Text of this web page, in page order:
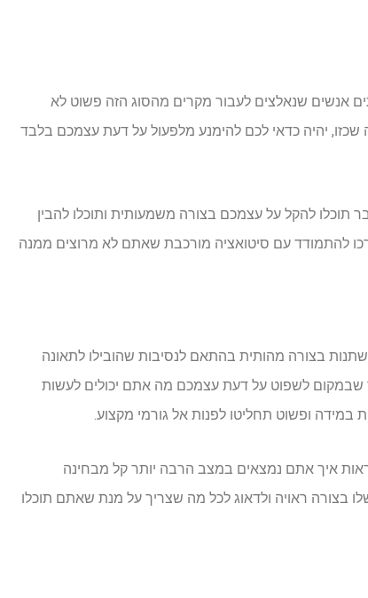
אנשים שנאלצים לעבור מקרים מהסוג הזה פשוט לא
יהיה כדאי לכם להימנע מלפעול על דעת עצמכם בלבד
תוכלו להקל על עצמכם בצורה משמעותית ותוכלו להבין
להתמודד עם סיטואציה מורכבת שאתם לא מרוצים ממנה
בצורה מהותית בהתאם לנסיבות שהובילו לתאונה
שבמקום לשפוט על דעת עצמכם מה אתם יכולים לעשות
במידה ופשוט תחליטו לפנות אל גורמי מקצוע.
איך אתם נמצאים במצב הרבה יותר קל מבחינה
בצורה ראויה ולדאוג לכל מה שצריך על מנת שאתם תוכלו